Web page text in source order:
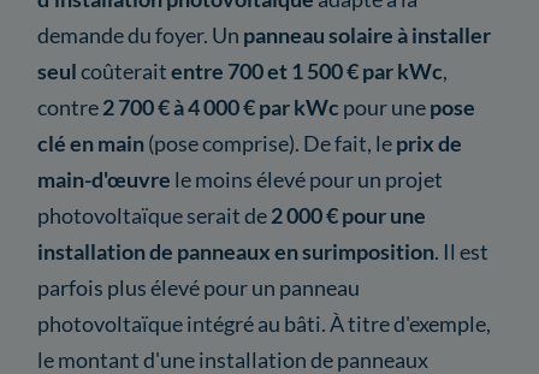
demande du foyer. Un panneau solaire à installer
seulcoûteraitentre 700 et 1 500 € par kWc,
contre2 700 € à 4 000 € par kWc pour unepose
clé en main(pose comprise). De fait, leprix de
main-d'œuvre le moins élevé pour un projet
photovoltaïque serait de2 000 € pour une
installation de panneaux en surimposition. Il est
parfois plus élevé pour un panneau
photovoltaïque intégré au bâti. À titre d'exemple,
le montant d'une installation de panneaux